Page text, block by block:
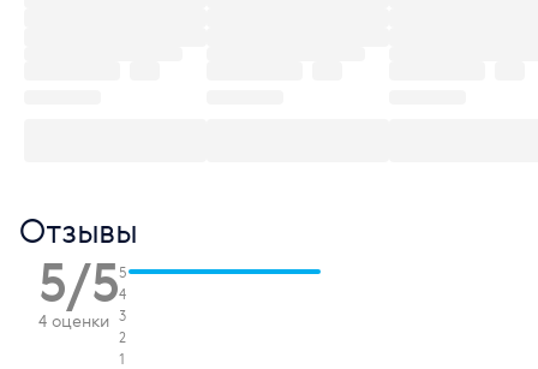
Отзывы
5/5
4 оценки
5
4
3
2
1